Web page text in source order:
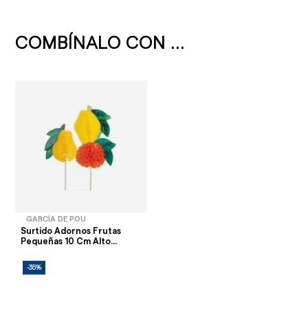
COMBÍNALO CON ...
GARCÍA DE POU
Surtido Adornos Frutas
Pequeñas 10 Cm Alto...
-35%